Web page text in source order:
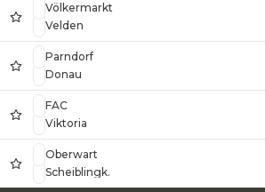
Völkermarkt
Velden
Parndorf
Donau
FAC
Viktoria
Oberwart
Scheiblingk.